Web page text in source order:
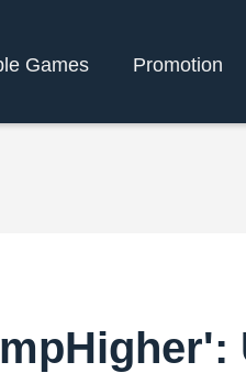
Games Promotion